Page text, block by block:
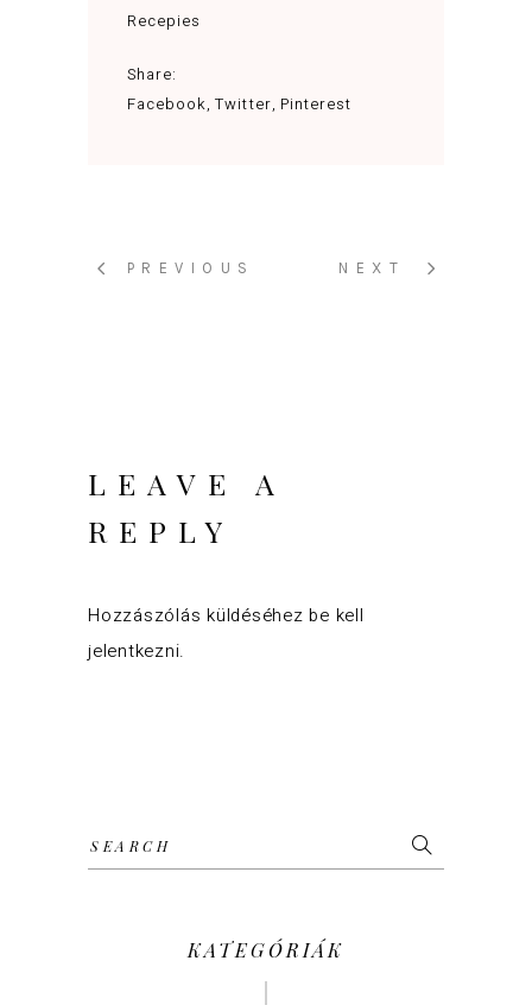
Recepies
Share:
Facebook Twitter Pinterest
PREVIOUS NEXT
LEAVE A
REPLY
Hozzászólás küldéséhezbe kell
jelentkezni.
Search
for:
KATEGÓRIÁK